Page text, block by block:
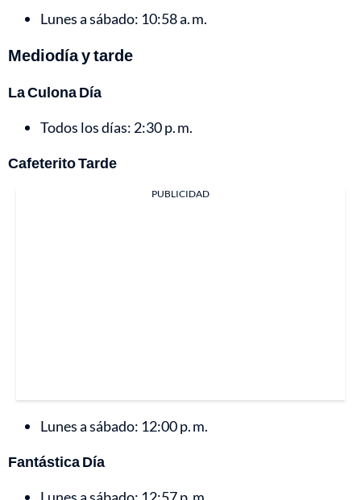
Lunes a sábado: 10:58 a. m.
Mediodía y tarde
La Culona Día
Todos los días: 2:30 p. m.
Cafeterito Tarde
PUBLICIDAD
Lunes a sábado: 12:00 p. m.
Fantástica Día